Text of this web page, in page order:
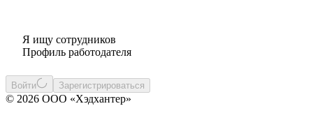
Я ищу сотрудников
Профиль работодателя
Войти Зарегистрироваться
© 2026 ООО «Хэдхантер»